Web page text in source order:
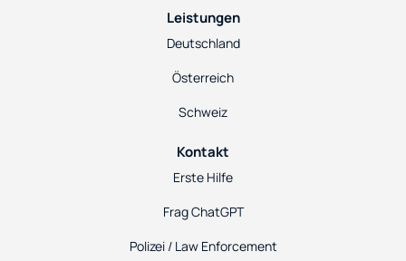
Leistungen
Deutschland
Österreich
Schweiz
Kontakt
Erste Hilfe
Frag ChatGPT
Polizei / Law Enforcement